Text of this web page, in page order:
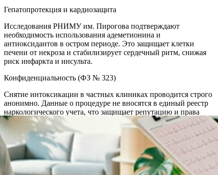
Гепатопротекция и кардиозащита
Исследования РНИМУ им. Пирогова подтверждают
необходимость использования адеметионина и
антиоксидантов в остром периоде. Это защищает клетки
печени от некроза и стабилизирует сердечный ритм, снижая
риск инфаркта и инсульта.
Конфиденциальность (ФЗ № 323)
Снятие интоксикации в частных клиниках проводится строго
анонимно. Данные о процедуре не вносятся в единый реестр
наркологического учета, что защищает репутацию и права
пациента.
Акции и спецпредложения